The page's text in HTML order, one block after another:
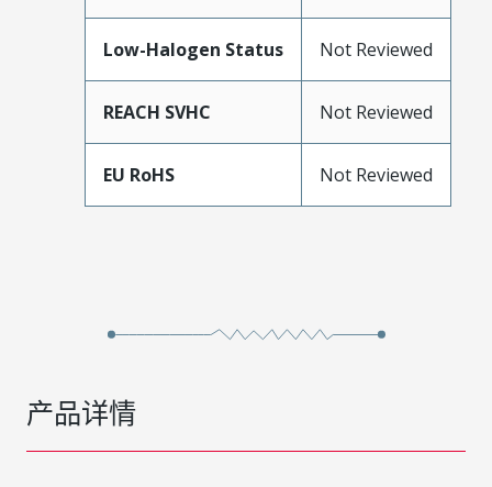
Low-Halogen Status Not Reviewed
REACH SVHC Not Reviewed
EU RoHS Not Reviewed
产品详情